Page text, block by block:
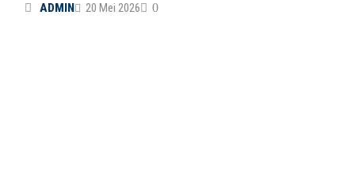
ADMIN 20 Mei 2026 0